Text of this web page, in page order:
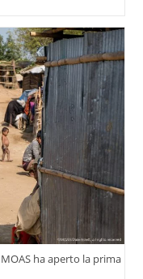
ha aperto la prima